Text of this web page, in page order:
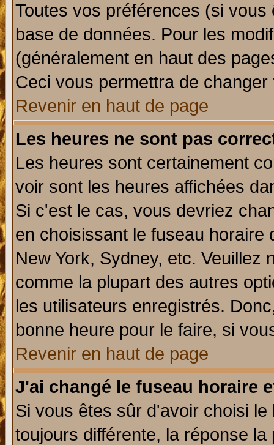
Toutes vos préférences (si
base de données. Pour les
(généralement en haut des
Ceci vous permettra de
Revenir en haut de page
Les heures ne sont pas
Les heures sont certainement
voir sont les heures affichées
Si c'est le cas, vous devriez
en choisissant le fuseau
New York, Sydney, etc. Veuillez
comme la plupart des autres
les utilisateurs enregistrés.
bonne heure pour le faire, si
Revenir en haut de page
J'ai changé le fuseau horaire
Si vous êtes sûr d'avoir choisi
toujours différente, la réponse